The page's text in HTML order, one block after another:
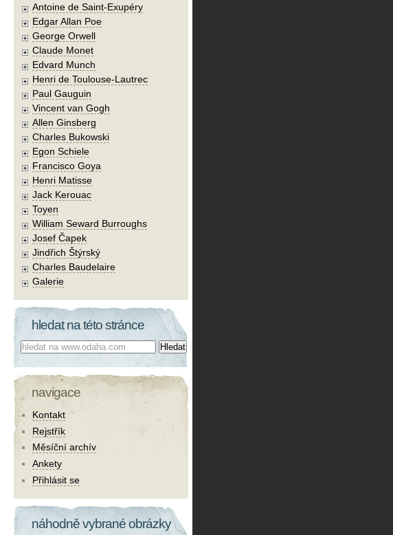
Antoine de Saint-Exupéry
Edgar Allan Poe
George Orwell
Claude Monet
Edvard Munch
Henri de Toulouse-Lautrec
Paul Gauguin
Vincent van Gogh
Allen Ginsberg
Charles Bukowski
Egon Schiele
Francisco Goya
Henri Matisse
Jack Kerouac
Toyen
William Seward Burroughs
Josef Čapek
Jindřich Štýrský
Charles Baudelaire
Galerie
hledat na této stránce
Co hledat:
navigace
Kontakt
Rejstřík
Měsíční archív
Ankety
Přihlásit se
náhodně vybrané obrázky